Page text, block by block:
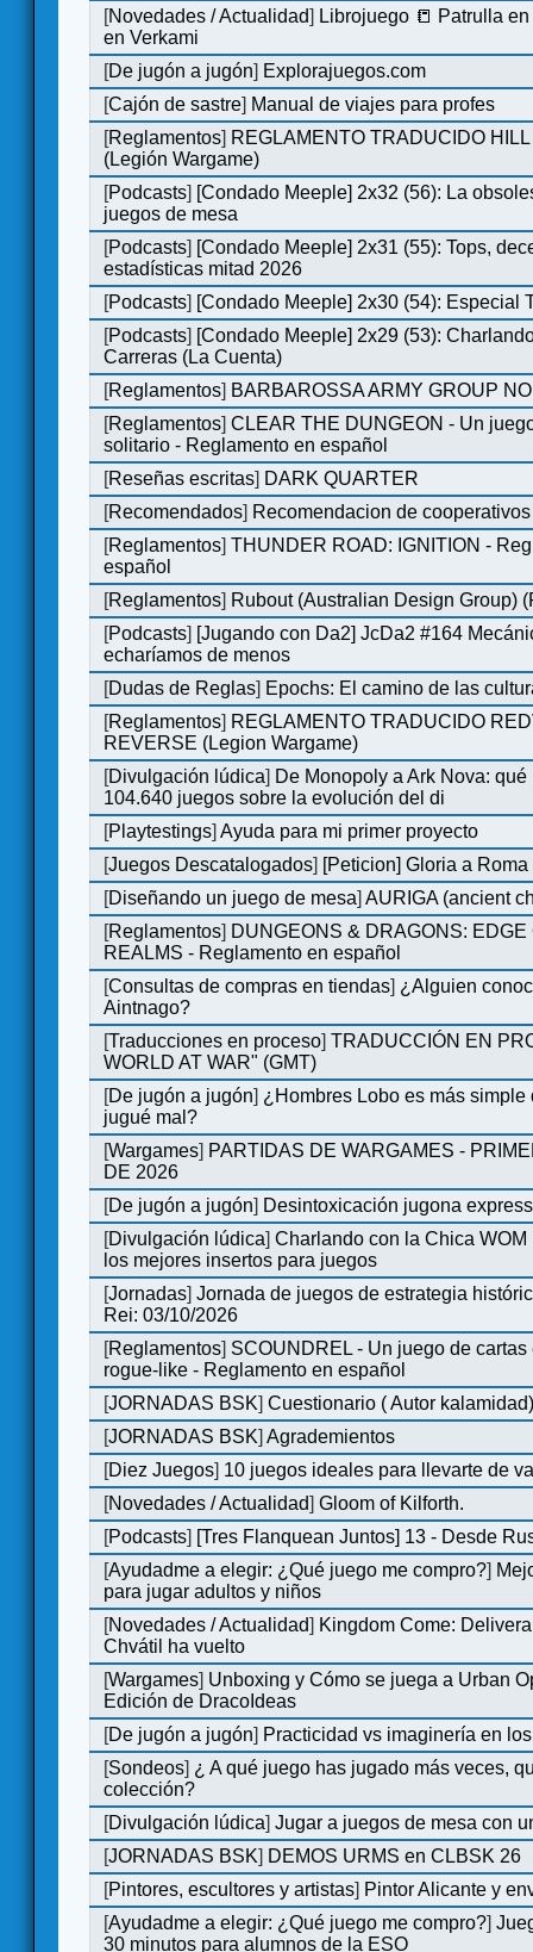
[Novedades / Actualidad] Librojuego 📒 Patrulla
en Verkami
[De jugón a jugón] Explorajuegos.com
[Cajón de sastre] Manual de viajes para profes
[Reglamentos] REGLAMENTO TRADUCIDO
(Legión Wargame)
[Podcasts] [Condado Meeple] 2x32 (56): La
juegos de mesa
[Podcasts] [Condado Meeple] 2x31 (55): Tops,
estadísticas mitad 2026
[Podcasts] [Condado Meeple] 2x30 (54): Especial
[Podcasts] [Condado Meeple] 2x29 (53):
Carreras (La Cuenta)
[Reglamentos] BARBAROSSA ARMY GROUP
[Reglamentos]CLEAR THE DUNGEON - Un
solitario - Reglamento en español
[Reseñas escritas] DARK QUARTER
[Recomendados] Recomendacion de
[Reglamentos]THUNDER ROAD: IGNITION -
español
[Reglamentos] Rubout (Australian Design Group)
[Podcasts] [Jugando con Da2] JcDa2 #164
echaríamos de menos
[Dudas de Reglas] Epochs: El camino de las
[Reglamentos] REGLAMENTO TRADUCIDO
REVERSE (Legion Wargame)
[Divulgación lúdica] De Monopoly a Ark Nova:
104.640 juegos sobre la evolución del di
[Playtestings]Ayuda para mi primer proyecto
[Juegos Descatalogados] [Peticion] Gloria a Roma
[Diseñando un juego de mesa]AURIGA (ancient
[Reglamentos] DUNGEONS & DRAGONS: EDGE
REALMS - Reglamento en español
[Consultas de compras en tiendas] ¿Alguien
Aintnago?
[Traducciones en proceso]TRADUCCIÓN EN
WORLD AT WAR" (GMT)
[De jugón a jugón] ¿Hombres Lobo es más simple
jugué mal?
[Wargames] PARTIDAS DE WARGAMES -
DE 2026
[De jugón a jugón] Desintoxicación jugona express
[Divulgación lúdica]Charlando con la Chica WOM
los mejores insertos para juegos
[Jornadas]Jornada de juegos de estrategia
Rei: 03/10/2026
[Reglamentos] SCOUNDREL - Un juego de cartas
rogue-like - Reglamento en español
[JORNADAS BSK]Cuestionario ( Autor
[JORNADAS BSK]Agrademientos
[Diez Juegos] 10 juegos ideales para llevarte de
[Novedades / Actualidad]Gloom of Kilforth.
[Podcasts] [Tres Flanquean Juntos] 13 - Desde
[Ayudadme a elegir: ¿Qué juego me compro?]
para jugar adultos y niños
[Novedades / Actualidad] Kingdom Come:
Chvátil ha vuelto
[Wargames] Unboxing y Cómo se juega a Urban
Edición de DracoIdeas
[De jugón a jugón] Practicidad vs imaginería en
[Sondeos] ¿ A qué juego has jugado más veces,
colección?
[Divulgación lúdica]Jugar a juegos de mesa con
[JORNADAS BSK] DEMOS URMS en CLBSK 26
[Pintores, escultores y artistas] Pintor Alicante y
[Ayudadme a elegir: ¿Qué juego me compro?]
30 minutos para alumnos de la ESO